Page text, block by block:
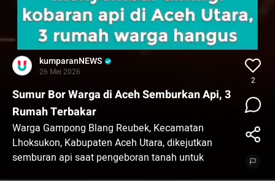
kumparanNEWS
26 Mei 2026
Sumur Bor Warga di Aceh Semburkan Api, 3
Rumah Terbakar
Warga Gampong Blang Reubek, Kecamatan
Lhoksukon, Kabupaten Aceh Utara, dikejutkan
semburan api saat pengeboran tanah untuk
2